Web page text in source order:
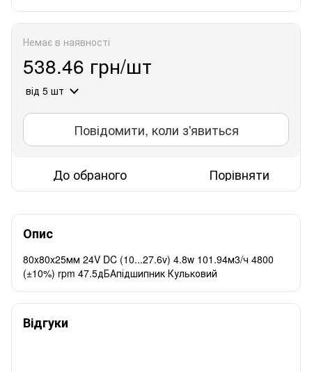
Немає в наявності
538.46 грн/шт
від 5 шт
Повідомити, коли з'явиться
До обраного Порівняти
Опис
80x80x25мм 24V DC (10...27.6v) 4.8w 101.94м3/ч 4800
(±10%) rpm 47.5дБАпідшипник Кульковий
Відгуки